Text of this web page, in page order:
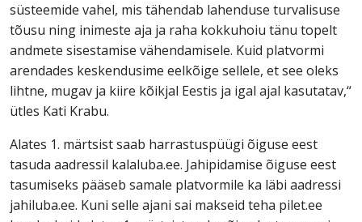
süsteemide vahel, mis tähendab lahenduse turvalisuse
tõusu ning inimeste aja ja raha kokkuhoiu tänu topelt
andmete sisestamise vähendamisele. Kuid platvormi
arendades keskendusime eelkõige sellele, et see oleks
lihtne, mugav ja kiire kõikjal Eestis ja igal ajal kasutatav,“
ütles Kati Krabu.
Alates 1. märtsist saab harrastuspüügi õiguse eest
tasuda aadressil kalaluba.ee. Jahipidamise õiguse eest
tasumiseks pääseb samale platvormile ka läbi aadressi
jahiluba.ee. Kuni selle ajani sai makseid teha pilet.ee